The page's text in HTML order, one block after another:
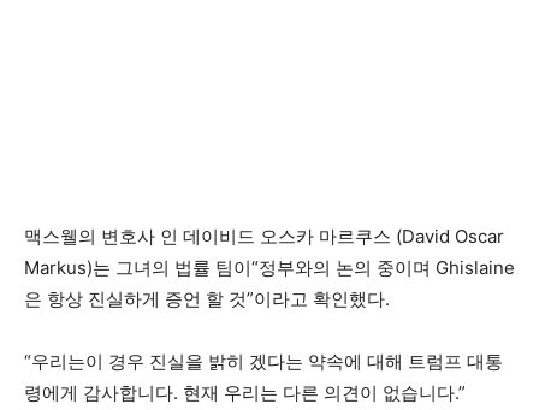
맥스웰의 변호사 인 데이비드 오스카 마르쿠스 (David Oscar
Markus)는 그녀의 법률 팀이“정부와의 논의 중이며 Ghislaine
은 항상 진실하게 증언 할 것”이라고 확인했다.
“우리는이 경우 진실을 밝히 겠다는 약속에 대해 트럼프 대통
령에게 감사합니다. 현재 우리는 다른 의견이 없습니다.”